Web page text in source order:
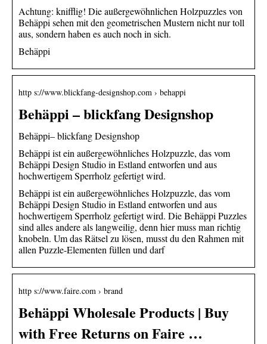
Achtung: knifflig! Die außergewöhnlichen Holzpuzzles von
Behäppi sehen mit den geometrischen Mustern nicht nur toll
aus, sondern haben es auch noch in sich.
Behäppi
http s://www.blickfang-designshop.com › behappi
Behäppi – blickfang Designshop
Behäppi– blickfang Designshop
Behäppi ist ein außergewöhnliches Holzpuzzle, das vom
Behäppi Design Studio in Estland entworfen und aus
hochwertigem Sperrholz gefertigt wird.
Behäppi ist ein außergewöhnliches Holzpuzzle, das vom
Behäppi Design Studio in Estland entworfen und aus
hochwertigem Sperrholz gefertigt wird. Die Behäppi Puzzles
sind alles andere als langweilig, denn hier muss man richtig
knobeln. Um das Rätsel zu lösen, musst du den Rahmen mit
allen Puzzle-Elementen füllen und darf
http s://www.faire.com › brand
Behäppi Wholesale Products | Buy
with Free Returns on Faire …